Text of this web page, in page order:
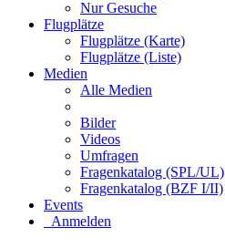
Nur Gesuche
Flugplätze
Flugplätze (Karte)
Flugplätze (Liste)
Medien
Alle Medien
Bilder
Videos
Umfragen
Fragenkatalog (SPL/UL)
Fragenkatalog (BZF I/II)
Events
Anmelden